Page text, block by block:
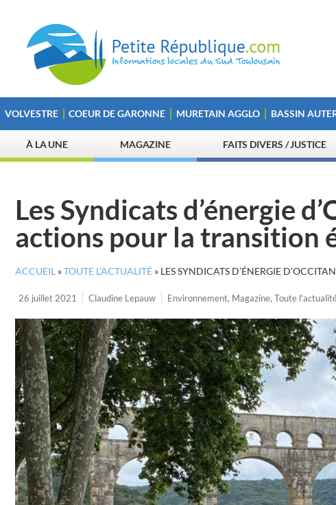
VOLVESTRE COEUR DE GARONNE MURETAIN AGGLO BASSIN
À LA UNE MAGAZINE FAITS DIVERS / JUSTICE
Les Syndicats d’énergie
actions pour la transition
ACCUEIL »TOUTE L’ACTUALITÉ » LES SYNDICATS D’ÉNERGIE
26 juillet 2021 Claudine Lepauw Environnement, Magazine, Toute